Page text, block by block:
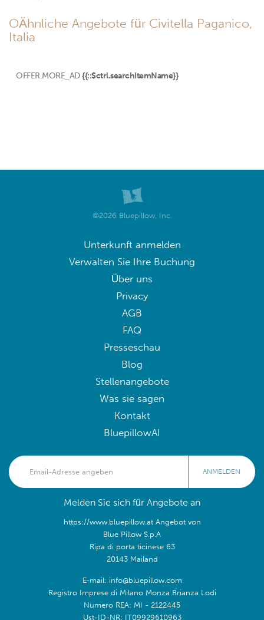
OÄhnliche Angebote für Civitella Paganico,
Italia
OFFER.MORE_AD {{::$ctrl.searchItemName}}
©2026 Bluepillow, Inc.
Unterkunft anmelden
Verwalten Sie Ihre Buchung
Über uns
Privacy
AGB
FAQ
Presseschau
Blog
Stellenangebote
Was sie sagen
Kontakt
BluepillowAI
ANMELDEN
Melden Sie sich für Angebote an
https://www.bluepillow.at Angebot von
Blue Pillow S.p.A
Ripa di porta ticinese 63
20143 Mailand
E-mail: info@bluepillow.com
Registro Imprese di Milano Monza Brianza Lodi
Numero REA: MI - 2122445
Ust-ID-NR: IT09929610963